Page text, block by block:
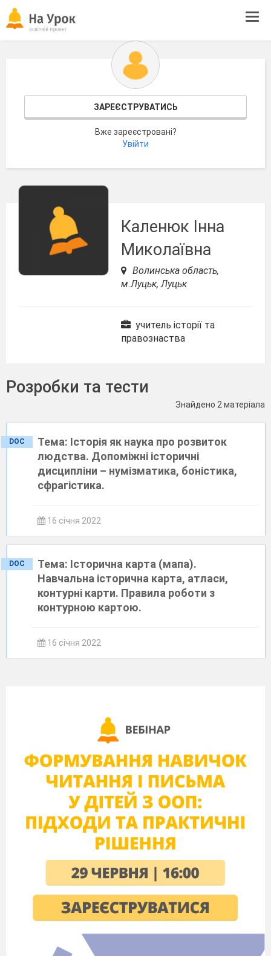
ЗАРЕЄСТРУВАТИСЬ
Вже зареєстровані?
Увійти
Каленюк Інна
Миколаївна
Волинська область,
м.Луцьк, Луцьк
учитель історії та
правознаства
Розробки та тести
Знайдено 2 матеріала
DOC
Тема: Історія як наука про розвиток
людства. Допоміжні історичні
дисципліни – нумізматика, боністика,
сфрагістика.
16 січня 2022
DOC
Тема: Історична карта (мапа).
Навчальна історична карта, атласи,
контурні карти. Правила роботи з
контурною картою.
16 січня 2022